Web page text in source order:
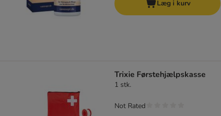
Læg i kurv
Trixie Førstehjælpskasse
1 stk.
Not Rated